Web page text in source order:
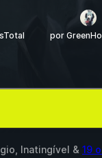
por
Inatingível & 19